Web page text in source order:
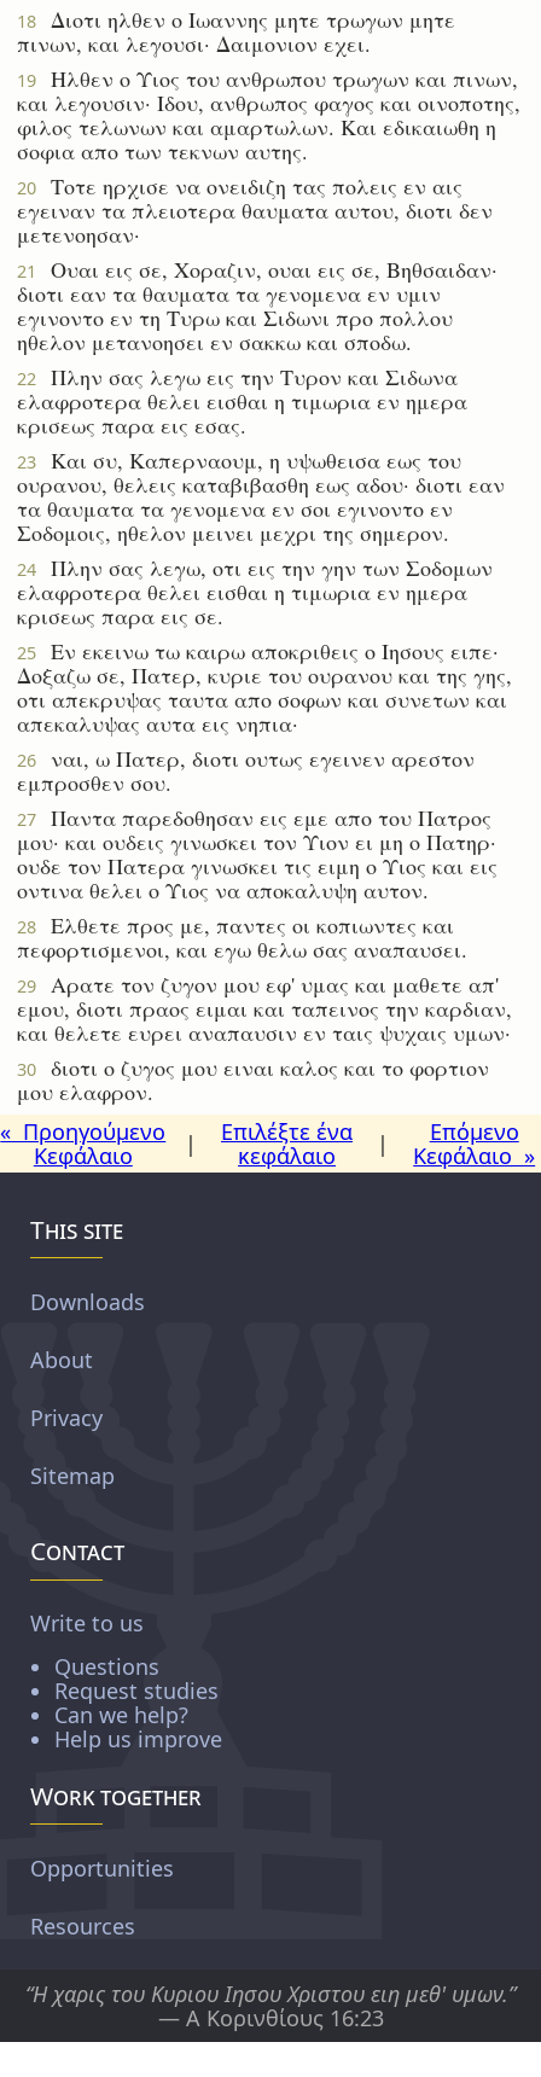
18
Διοτι ηλθεν ο Ιωαννης μητε τρωγων μητε
πινων, και λεγουσι· Δαιμονιον εχει.
19
Ηλθεν ο Υιος του ανθρωπου τρωγων και πινων,
και λεγουσιν· Ιδου, ανθρωπος φαγος και οινοποτης,
φιλος τελωνων και αμαρτωλων. Και εδικαιωθη η
σοφια απο των τεκνων αυτης.
20
Τοτε ηρχισε να ονειδιζη τας πολεις εν αις
εγειναν τα πλειοτερα θαυματα αυτου, διοτι δεν
μετενοησαν·
21
Ουαι εις σε, Χοραζιν, ουαι εις σε, Βηθσαιδαν·
διοτι εαν τα θαυματα τα γενομενα εν υμιν
εγινοντο εν τη Τυρω και Σιδωνι προ πολλου
ηθελον μετανοησει εν σακκω και σποδω.
22
Πλην σας λεγω εις την Τυρον και Σιδωνα
ελαφροτερα θελει εισθαι η τιμωρια εν ημερα
κρισεως παρα εις εσας.
23
Και συ, Καπερναουμ, η υψωθεισα εως του
ουρανου, θελεις καταβιβασθη εως αδου· διοτι εαν
τα θαυματα τα γενομενα εν σοι εγινοντο εν
Σοδομοις, ηθελον μεινει μεχρι της σημερον.
24
Πλην σας λεγω, οτι εις την γην των Σοδομων
ελαφροτερα θελει εισθαι η τιμωρια εν ημερα
κρισεως παρα εις σε.
25
Εν εκεινω τω καιρω αποκριθεις ο Ιησους ειπε·
Δοξαζω σε, Πατερ, κυριε του ουρανου και της γης,
οτι απεκρυψας ταυτα απο σοφων και συνετων και
απεκαλυψας αυτα εις νηπια·
26
ναι, ω Πατερ, διοτι ουτως εγεινεν αρεστον
εμπροσθεν σου.
27
Παντα παρεδοθησαν εις εμε απο του Πατρος
μου· και ουδεις γινωσκει τον Υιον ει μη ο Πατηρ·
ουδε τον Πατερα γινωσκει τις ειμη ο Υιος και εις
οντινα θελει ο Υιος να αποκαλυψη αυτον.
28
Ελθετε προς με, παντες οι κοπιωντες και
πεφορτισμενοι, και εγω θελω σας αναπαυσει.
29
Αρατε τον ζυγον μου εφ' υμας και μαθετε απ'
εμου, διοτι πραος ειμαι και ταπεινος την καρδιαν,
και θελετε ευρει αναπαυσιν εν ταις ψυχαις υμων·
30
διοτι ο ζυγος μου ειναι καλος και το φορτιον
μου ελαφρον.
« Προηγούμενο
Κεφάλαιο
|
Επιλέξτε ένα
κεφάλαιο
|
Επόμενο
Κεφάλαιο »
This site
Downloads
About
Privacy
Sitemap
Contact
Write to us
Questions
Request studies
Can we help?
Help us improve
Work together
Opportunities
Resources
“Η χαρις του Κυριου Ιησου Χριστου ειη μεθ' υμων.”
— Α Κορινθίους 16:23